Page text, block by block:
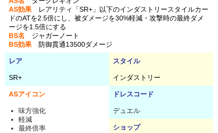
AS効果 レアリティ「SR+」以下のインダストリースタイルカー
ドのATを2.5倍にし、被ダメージを30%軽減・攻撃時の最終ダメ
ージを1.5倍にする
BS名 ジャガーノート
BS効果 防御貫通13500ダメージ
レア スタイル
SR+ インダストリー
ASアイコン ドレスコード
味方強化
軽減
最終倍率
デュエル
ショップ